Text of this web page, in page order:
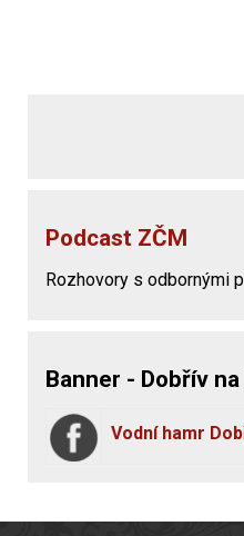
Podcast ZČM
Rozhovory s odbornými
Banner - Dobřív
Vodní hamr